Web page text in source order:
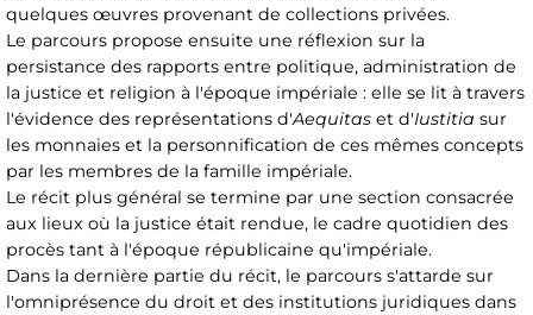
quelques œuvres provenant de collections privées.
Le parcours propose ensuite une réflexion sur la
persistance des rapports entre politique, administration de
la justice et religion à l'époque impériale : elle se lit à travers
l'évidence des représentations d'Aequitas et d'Iustitia sur
les monnaies et la personnification de ces mêmes concepts
par les membres de la famille impériale.
Le récit plus général se termine par une section consacrée
aux lieux où la justice était rendue, le cadre quotidien des
procès tant à l'époque républicaine qu'impériale.
Dans la dernière partie du récit, le parcours s'attarde sur
l'omniprésence du droit et des institutions juridiques dans